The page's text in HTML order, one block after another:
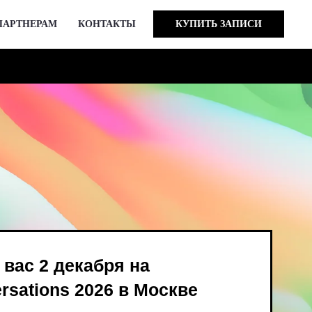
КОНТАКТЫ КУПИТЬ ЗАПИСИ
Bird и опен-колл
августе
на
в Москве